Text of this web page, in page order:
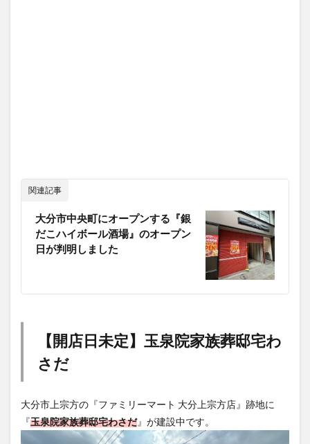
関連記事
大分市中央町にオープンする『銀
だこハイボール酒場』のオープン
日が判明しました
【開店日未定】玉泉院家族葬邸宅わ
さだ
大分市上宗方の『ファミリーマート 大分上宗方店』跡地に
『玉泉院家族葬邸宅わさだ』が建設中です。